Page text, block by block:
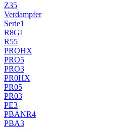
Z35
Verdampfer
Serie1
R8GI
R55
PROHX
PRO5
PRO3
PR0HX
PR05
PR03
PE3
PBANR4
PBA3